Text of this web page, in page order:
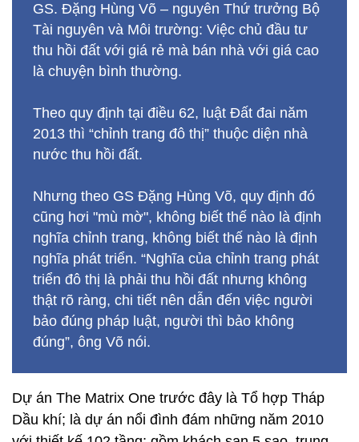
GS. Đặng Hùng Võ – nguyên Thứ trưởng Bộ
Tài nguyên và Môi trường: Việc chủ đầu tư
thu hồi đất với giá rẻ mà bán nhà với giá cao
là chuyện bình thường.
Theo quy định tại điều 62, luật Đất đai năm
2013 thì “chỉnh trang đô thị” thuộc diện nhà
nước thu hồi đất.
Nhưng theo GS Đặng Hùng Võ, quy định đó
cũng hơi "mù mờ", không biết thế nào là định
nghĩa chỉnh trang, không biết thế nào là định
nghĩa phát triển. “Nghĩa của chỉnh trang phát
triển đô thị là phải thu hồi đất nhưng không
thật rõ ràng, chi tiết nên dẫn đến việc người
bảo đúng pháp luật, người thì bảo không
đúng”, ông Võ nói.
Dự án The Matrix One trước đây là Tổ hợp Tháp
Dầu khí; là dự án nổi đình đám những năm 2010